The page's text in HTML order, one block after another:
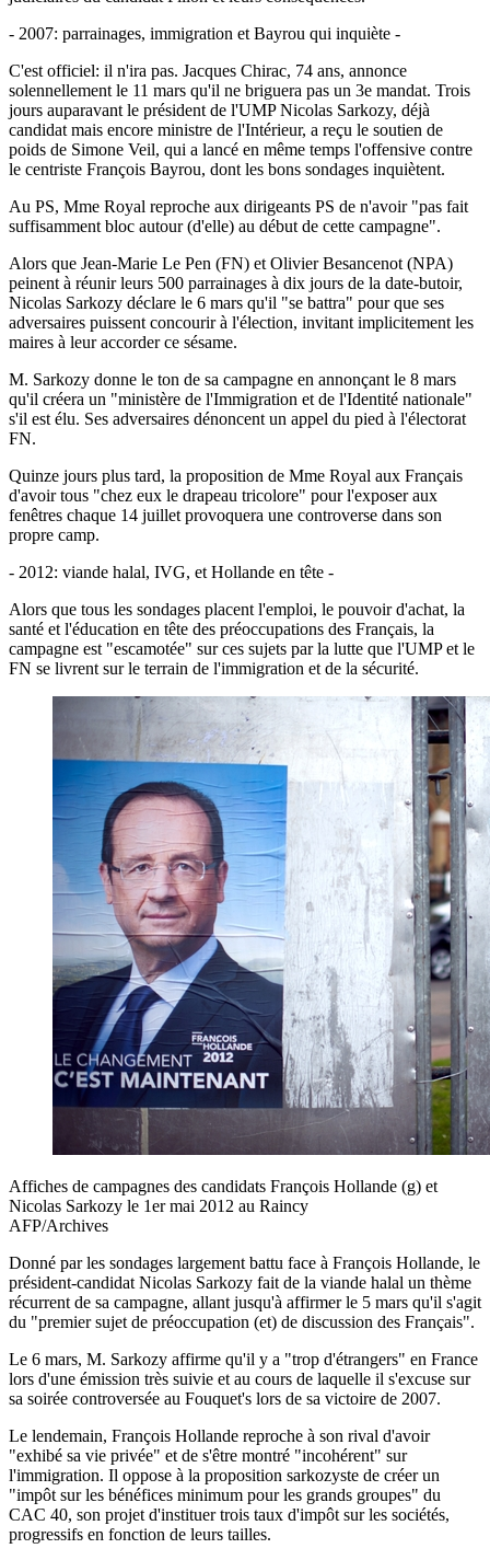
- 2007: parrainages, immigration et Bayrou qui inquiète -
C'est officiel: il n'ira pas. Jacques Chirac, 74 ans, annonce
solennellement le 11 mars qu'il ne briguera pas un 3e mandat. Trois
jours auparavant le président de l'UMP Nicolas Sarkozy, déjà
candidat mais encore ministre de l'Intérieur, a reçu le soutien de
poids de Simone Veil, qui a lancé en même temps l'offensive contre
le centriste François Bayrou, dont les bons sondages inquiètent.
Au PS, Mme Royal reproche aux dirigeants PS de n'avoir "pas fait
suffisamment bloc autour (d'elle) au début de cette campagne".
Alors que Jean-Marie Le Pen (FN) et Olivier Besancenot (NPA)
peinent à réunir leurs 500 parrainages à dix jours de la date-butoir,
Nicolas Sarkozy déclare le 6 mars qu'il "se battra" pour que ses
adversaires puissent concourir à l'élection, invitant implicitement les
maires à leur accorder ce sésame.
M. Sarkozy donne le ton de sa campagne en annonçant le 8 mars
qu'il créera un "ministère de l'Immigration et de l'Identité nationale"
s'il est élu. Ses adversaires dénoncent un appel du pied à l'électorat
FN.
Quinze jours plus tard, la proposition de Mme Royal aux Français
d'avoir tous "chez eux le drapeau tricolore" pour l'exposer aux
fenêtres chaque 14 juillet provoquera une controverse dans son
propre camp.
- 2012: viande halal, IVG, et Hollande en tête -
Alors que tous les sondages placent l'emploi, le pouvoir d'achat, la
santé et l'éducation en tête des préoccupations des Français, la
campagne est "escamotée" sur ces sujets par la lutte que l'UMP et le
FN se livrent sur le terrain de l'immigration et de la sécurité.
Affiches de campagnes des candidats François Hollande (g) et
Nicolas Sarkozy le 1er mai 2012 au Raincy
AFP/Archives
Donné par les sondages largement battu face à François Hollande, le
président-candidat Nicolas Sarkozy fait de la viande halal un thème
récurrent de sa campagne, allant jusqu'à affirmer le 5 mars qu'il s'agit
du "premier sujet de préoccupation (et) de discussion des Français".
Le 6 mars, M. Sarkozy affirme qu'il y a "trop d'étrangers" en France
lors d'une émission très suivie et au cours de laquelle il s'excuse sur
sa soirée controversée au Fouquet's lors de sa victoire de 2007.
Le lendemain, François Hollande reproche à son rival d'avoir
"exhibé sa vie privée" et de s'être montré "incohérent" sur
l'immigration. Il oppose à la proposition sarkozyste de créer un
"impôt sur les bénéfices minimum pour les grands groupes" du
CAC 40, son projet d'instituer trois taux d'impôt sur les sociétés,
progressifs en fonction de leurs tailles.